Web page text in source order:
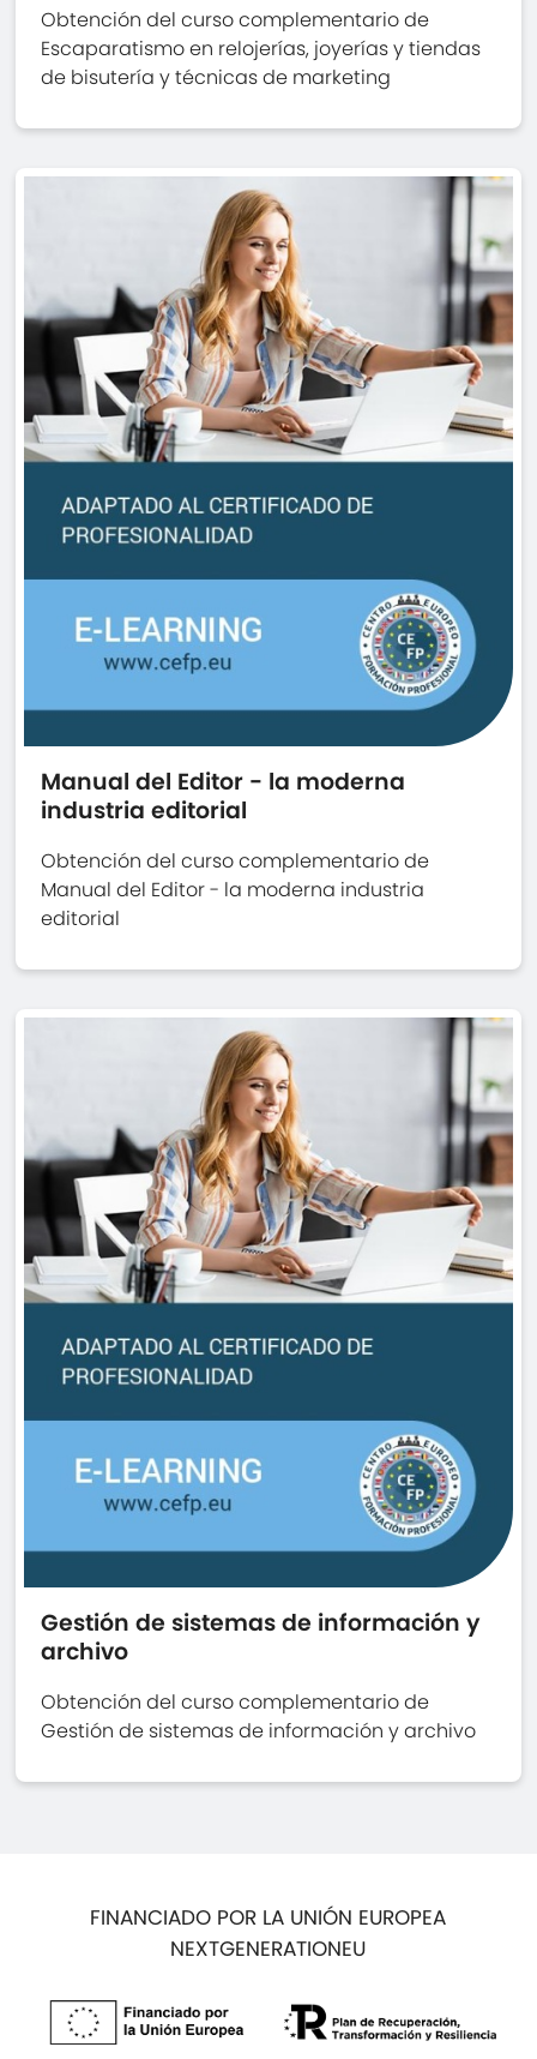
Obtención del curso complementario de
Escaparatismo en relojerías, joyerías y tiendas
de bisutería y técnicas de marketing
Manual del Editor - la moderna
industria editorial
Obtención del curso complementario de
Manual del Editor - la moderna industria
editorial
Gestión de sistemas de información y
archivo
Obtención del curso complementario de
Gestión de sistemas de información y archivo
FINANCIADO POR LA UNIÓN EUROPEA
NEXTGENERATIONEU